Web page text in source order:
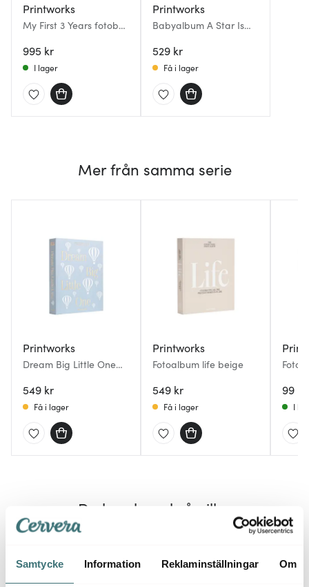
Samtycke Information Reklaminställningar Om
Printworks
My First 3 Years fotobok
995 kr
I lager
Printworks
Babyalbum A Star Is
529 kr
Få i lager
Mer från samma serie
Printworks
Dream Big Little One
549 kr
Få i lager
Printworks
Fotoalbum life beige
549 kr
Få i lager
10-
99 kr
I
Du kanske också gillar
25% 40%